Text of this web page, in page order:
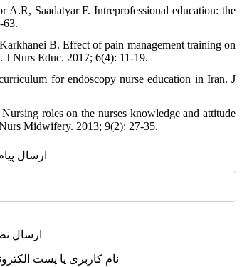
Saadatyar F. Intreprofessional education: the
63.
B. Effect of pain management training on
J Nurs Educ. 2017; 6(4): 11-19.
for endoscopy nurse education in Iran. J
roles on the nurses knowledge and attitude
Midwifery. 2013; 9(2): 27-35.
ارسال
ارسال
نام کاربری یا پست